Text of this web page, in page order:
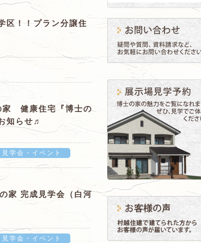
区！！プラン分譲住
住宅（郡山市富久山
見学会・イベント
家 健康住宅『博士の
知らせ♬
の家 八溝』完成見
見学会・イベント
家 完成見学会（白河